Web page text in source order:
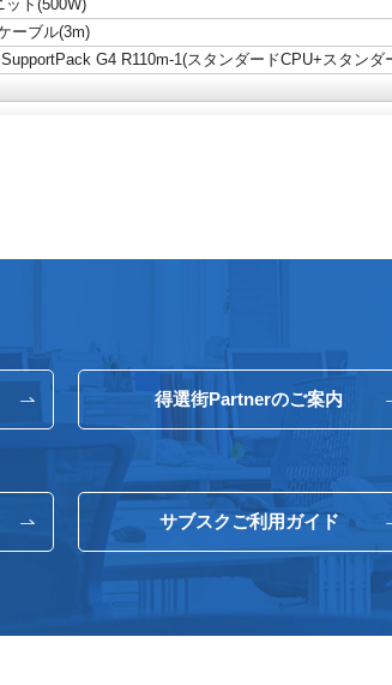
得選街Partnerのご案内
サブスクご利用ガイド